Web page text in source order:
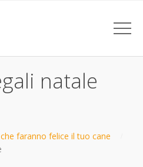
natale
faranno felice il tuo cane